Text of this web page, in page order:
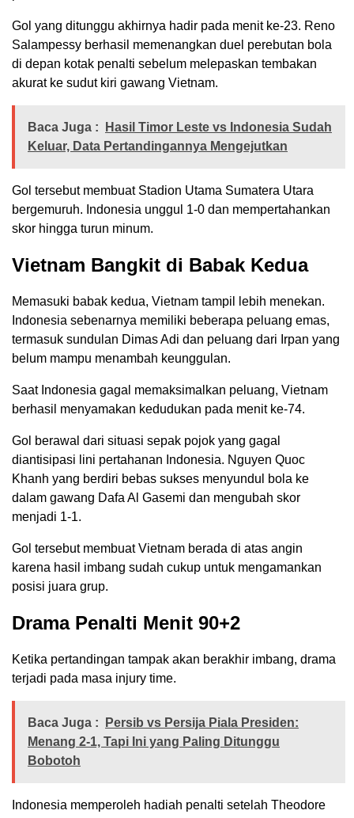
Gol yang ditunggu akhirnya hadir pada menit ke-23. Reno
Salampessy berhasil memenangkan duel perebutan bola
di depan kotak penalti sebelum melepaskan tembakan
akurat ke sudut kiri gawang Vietnam.
Baca Juga :
Hasil Timor Leste vs Indonesia Sudah
Keluar, Data Pertandingannya Mengejutkan
Gol tersebut membuat Stadion Utama Sumatera Utara
bergemuruh. Indonesia unggul 1-0 dan mempertahankan
skor hingga turun minum.
Vietnam Bangkit di Babak Kedua
Memasuki babak kedua, Vietnam tampil lebih menekan.
Indonesia sebenarnya memiliki beberapa peluang emas,
termasuk sundulan Dimas Adi dan peluang dari Irpan yang
belum mampu menambah keunggulan.
Saat Indonesia gagal memaksimalkan peluang, Vietnam
berhasil menyamakan kedudukan pada menit ke-74.
Gol berawal dari situasi sepak pojok yang gagal
diantisipasi lini pertahanan Indonesia. Nguyen Quoc
Khanh yang berdiri bebas sukses menyundul bola ke
dalam gawang Dafa Al Gasemi dan mengubah skor
menjadi 1-1.
Gol tersebut membuat Vietnam berada di atas angin
karena hasil imbang sudah cukup untuk mengamankan
posisi juara grup.
Drama Penalti Menit 90+2
Ketika pertandingan tampak akan berakhir imbang, drama
terjadi pada masa injury time.
Baca Juga :
Persib vs Persija Piala Presiden:
Menang 2-1, Tapi Ini yang Paling Ditunggu
Bobotoh
Indonesia memperoleh hadiah penalti setelah Theodore